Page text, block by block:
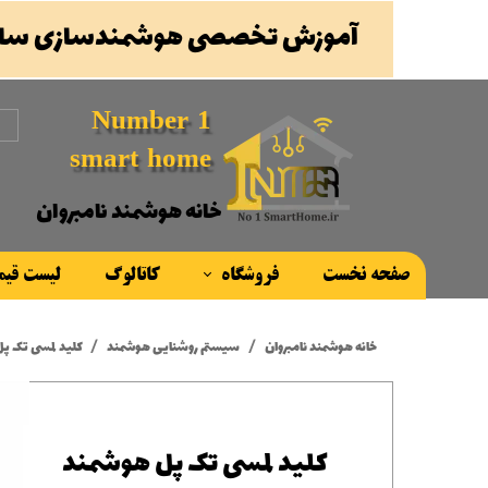
Number 1
smart home
صفحه نخست فروشگاه کاتالوگ لیست
خانه هوشمند نامبروان
آموزش تخصصی هوشمندسازی
خانه هوشمند نامبروان سیستم روشنایی هوشمند کلید لمسی تک
کلید لمسی تک پل هوشمند